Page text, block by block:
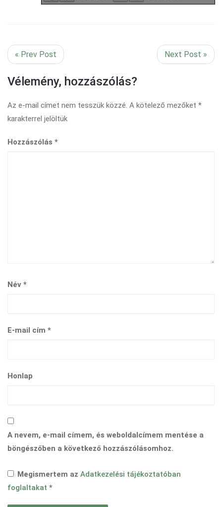
« Prev Post Next Post »
Vélemény, hozzászólás?
Az e-mail címet nem tesszük közzé. A kötelező mezőket *
karakterrel jelöltük
Hozzászólás *
Név *
E-mail cím *
Honlap
A nevem, e-mail címem, és weboldalcímem mentése a
böngészőben a következő hozzászólásomhoz.
Megismertem az Adatkezelési tájékoztatóban
foglaltakat *